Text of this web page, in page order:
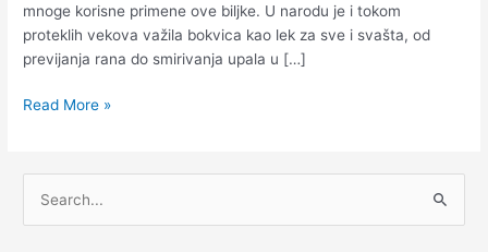
mnoge korisne primene ove biljke. U narodu je i tokom
proteklih vekova važila bokvica kao lek za sve i svašta, od
previjanja rana do smirivanja upala u […]
Read More »